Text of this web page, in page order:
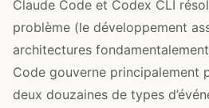
Claude Code et Codex CLI
problème (le développement
architectures
Code gouverne principalement
deux douzaines de types